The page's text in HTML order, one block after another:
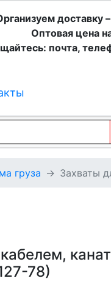
доставку
Оптовая цена
почта,
груза Захваты
78)